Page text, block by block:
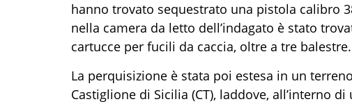
hanno trovato sequestrato una pistola calibro
nella camera da letto dell’indagato è stato
cartucce per fucili da caccia, oltre a tre balestre.
La perquisizione è stata poi estesa in un
Castiglione di Sicilia (CT), laddove, all’interno